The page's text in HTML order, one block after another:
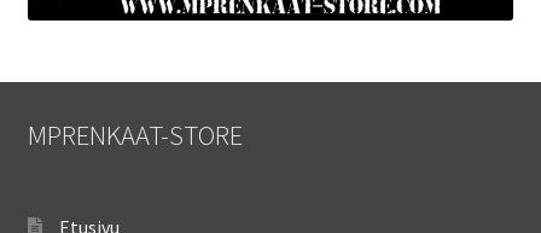
MPRENKAAT-STORE
Etusivu